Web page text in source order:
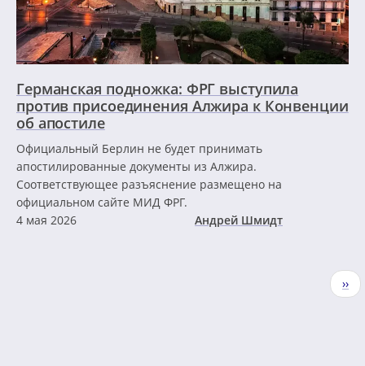
Германская подножка: ФРГ выступила
против присоединения Алжира к Конвенции
об апостиле
Официальный Берлин не будет принимать
апостилированные документы из Алжира.
Соответствующее разъяснение размещено на
официальном сайте МИД ФРГ.
4 мая 2026
Андрей Шмидт
››